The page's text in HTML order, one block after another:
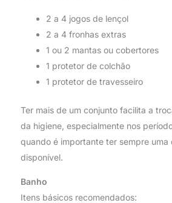
2 a 4 jogos de lençol
2 a 4 fronhas extras
1 ou 2 mantas ou cobertores
1 protetor de colchão
1 protetor de travesseiro
Ter mais de um conjunto facilita a
da higiene, especialmente nos
quando é importante ter sempre uma
disponível.
Banho
Itens básicos recomendados: